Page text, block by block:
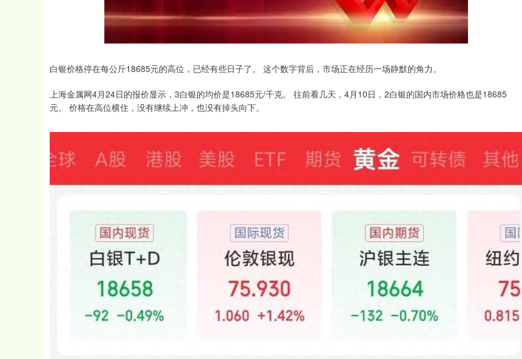
白银价格停在每公斤18685元的高位，已经有些日子了。 这个数字背后，市场正在经历一场静默的角力。
上海金属网4月24日的报价显示，3白银的均价是18685元/千克。 往前看几天，4月10日，2白银的国内市场价格也是18685
元。 价格在高位横住，没有继续上冲，也没有掉头向下。
深证成指 14311.01 200.89 1.42% 沪深300 4694.44 43.13